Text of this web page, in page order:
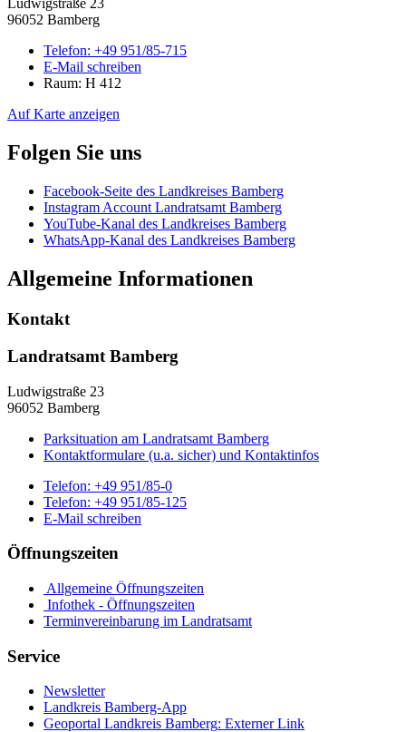
Ludwigstraße 23
96052 Bamberg
Telefon: +49 951/85-715
E-Mail schreiben
Raum: H 412
Auf Karte anzeigen
Folgen Sie uns
Facebook-Seite des Landkreises Bamberg
Instagram Account Landratsamt Bamberg
YouTube-Kanal des Landkreises Bamberg
WhatsApp-Kanal des Landkreises Bamberg
Allgemeine Informationen
Kontakt
Landratsamt Bamberg
Ludwigstraße 23
96052 Bamberg
Parksituation am Landratsamt Bamberg
Kontaktformulare (u.a. sicher) und Kontaktinfos
Telefon: +49 951/85-0
Telefon: +49 951/85-125
E-Mail schreiben
Öffnungszeiten
Allgemeine Öffnungszeiten
Infothek - Öffnungszeiten
Terminvereinbarung im Landratsamt
Service
Newsletter
Landkreis Bamberg-App
Geoportal Landkreis Bamberg: Externer Link